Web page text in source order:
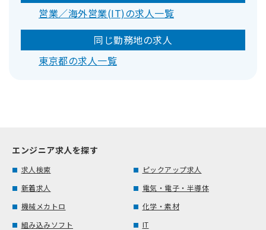
営業／海外営業(IT)の求人一覧
同じ勤務地の求人
東京都の求人一覧
エンジニア求人を探す
求人検索
ピックアップ求人
新着求人
電気・電子・半導体
機械メカトロ
化学・素材
組み込みソフト
IT